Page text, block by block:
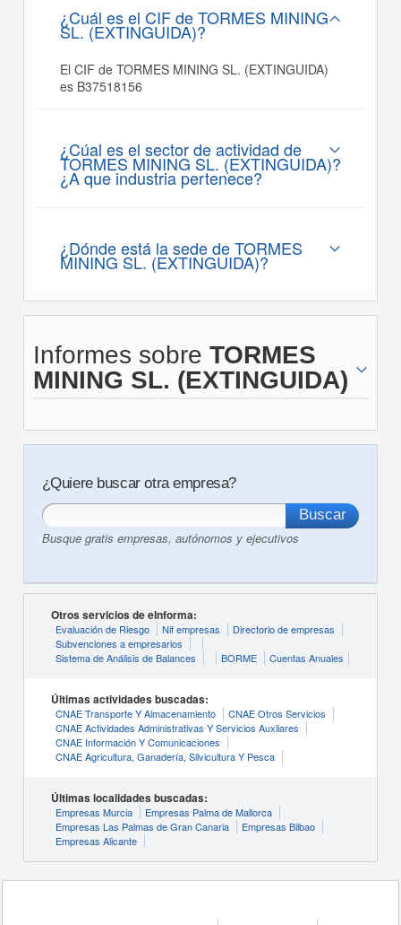
¿Cuál es el CIF de TORMES MINING
SL. (EXTINGUIDA)?
El CIF de TORMES MINING SL. (EXTINGUIDA)
es B37518156
¿Cúal es el sector de actividad de
TORMES MINING SL. (EXTINGUIDA)?
¿A que industria pertenece?
¿Dónde está la sede de TORMES
MINING SL. (EXTINGUIDA)?
Informes sobre TORMES
MINING SL. (EXTINGUIDA)
¿Quiere buscar otra empresa?
Busque gratis empresas, autónomos y ejecutivos
Otros servicios de eInforma:
Evaluación de Riesgo Nif empresas
Directorio de empresas
Subvenciones a empresarios
Sistema de Análisis de Balances
BORME Cuentas Anuales
Últimas actividades buscadas:
CNAE Transporte Y Almacenamiento
CNAE Otros Servicios
CNAE Actividades Administrativas Y Servicios Auxliares
CNAE Información Y Comunicaciones
CNAE Agricultura, Ganadería, Silvicultura Y Pesca
Últimas localidades buscadas:
Empresas Murcia
Empresas Palma de Mallorca
Empresas Las Palmas de Gran Canaria
Empresas Bilbao
Empresas Alicante